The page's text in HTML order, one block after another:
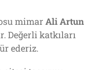
mimar Ali Artun
Değerli katkıları
ederiz.